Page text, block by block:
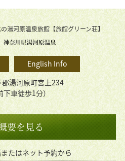
湯河原温泉旅館【旅館グリーン荘】
English Info
湯河原町宮上234
下車徒歩1分）
要を見る
たはネット予約から